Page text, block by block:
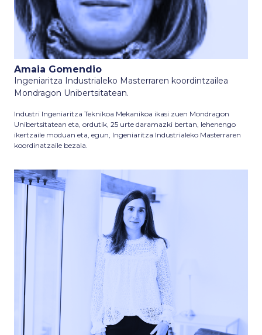
Amaia Gomendio
Ingeniaritza Industrialeko Masterraren koordintzailea
Mondragon Unibertsitatean.
Industri Ingeniaritza Teknikoa Mekanikoa ikasi zuen Mondragon
Unibertsitatean eta, ordutik, 25 urte daramazki bertan, lehenengo
ikertzaile moduan eta, egun, Ingeniaritza Industrialeko Masterraren
koordinatzaile bezala.